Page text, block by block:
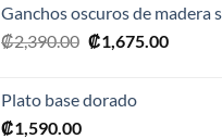
era:
₡20,990.00.
es:
Ganchos oscuros de madera
₡2,390.00 El
era:
₡1,675.00El
Plato base dorado
₡1,590.00